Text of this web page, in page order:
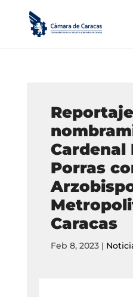
Cardenal
Porras
Caracas
Feb 8, 2023|